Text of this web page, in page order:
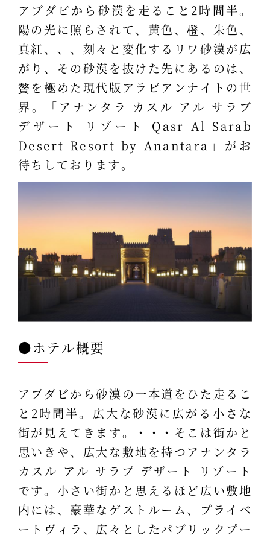
アブダビから砂漠を走ること2時間半。
陽の光に照らされて、黄色、橙、朱色、
真紅、、、刻々と変化するリワ砂漠が広
がり、その砂漠を抜けた先にあるのは、
贅を極めた現代版アラビアンナイトの世
界。「アナンタラ カスル アル サラブ
デザート リゾート Qasr Al Sarab
Desert Resort by Anantara」がお
待ちしております。
●ホテル概要
アブダビから砂漠の一本道をひた走るこ
と2時間半。広大な砂漠に広がる小さな
街が見えてきます。・・・そこは街かと
思いきや、広大な敷地を持つアナンタラ
カスル アル サラブ デザート リゾート
です。小さい街かと思えるほど広い敷地
内には、豪華なゲストルーム、プライベ
ートヴィラ、広々としたパブリックプー